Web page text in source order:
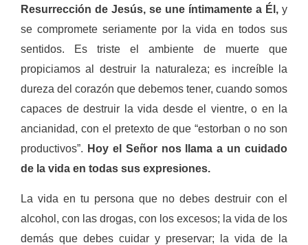
Resurrección de Jesús, se une íntimamente a Él, y
se compromete seriamente por la vida en todos sus
sentidos. Es triste el ambiente de muerte que
propiciamos al destruir la naturaleza; es increíble la
dureza del corazón que debemos tener, cuando somos
capaces de destruir la vida desde el vientre, o en la
ancianidad, con el pretexto de que “estorban o no son
productivos”. Hoy el Señor nos llama a un cuidado
de la vida en todas sus expresiones.
La vida en tu persona que no debes destruir con el
alcohol, con las drogas, con los excesos; la vida de los
demás que debes cuidar y preservar; la vida de la